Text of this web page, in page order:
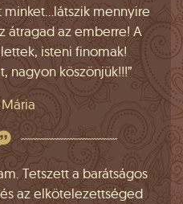
mennyire
átragad az emberre! A
isteni finomak!
nagyon köszönjük!!!”
Tetszett a barátságos
az elkötelezettséged